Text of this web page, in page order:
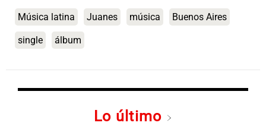
Música latina Juanes música Buenos Aires
single álbum
Lo último